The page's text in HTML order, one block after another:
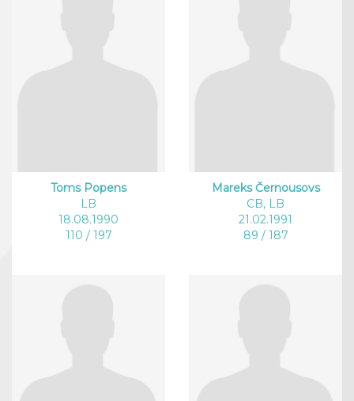
Toms Popens
LB
18.08.1990
110 / 197
Mareks Černousovs
CB, LB
21.02.1991
89 / 187